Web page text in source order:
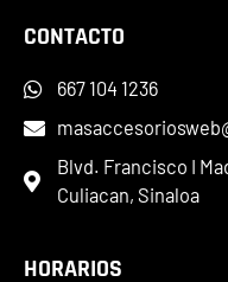
CONTACTO
667 104 1236
Blvd. Francisco I
Culiacan, Sinaloa
HORARIOS